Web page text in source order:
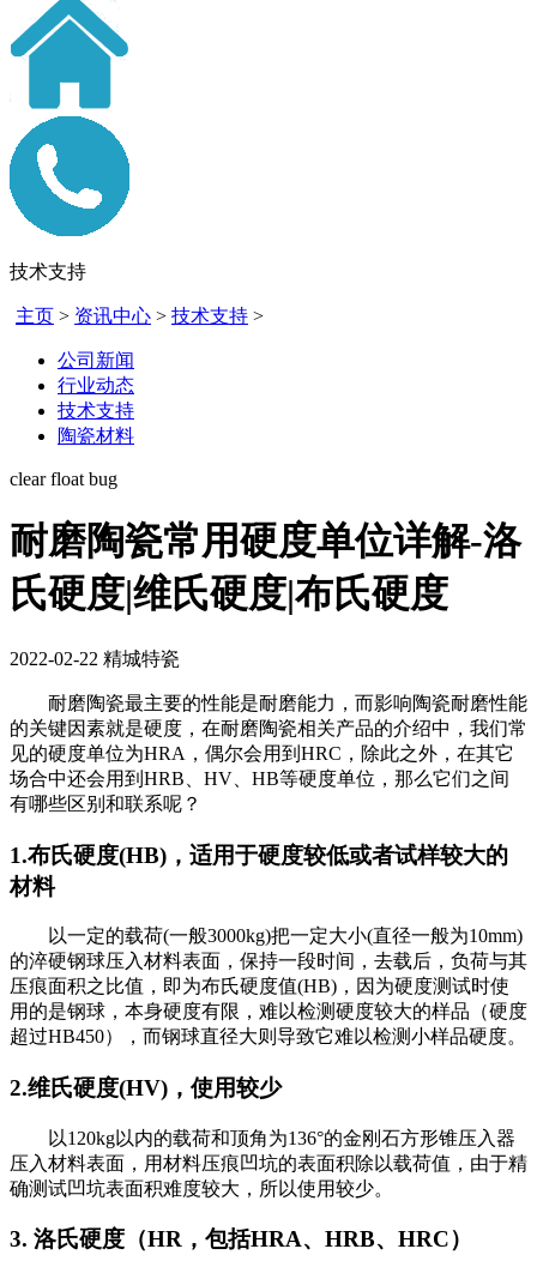
技术支持
主页 > 资讯中心 > 技术支持 >
公司新闻
行业动态
技术支持
陶瓷材料
clear float bug
耐磨陶瓷常用硬度单位详解-洛
氏硬度|维氏硬度|布氏硬度
2022-02-22 精城特瓷
耐磨陶瓷最主要的性能是耐磨能力，而影响陶瓷耐磨性能
的关键因素就是硬度，在耐磨陶瓷相关产品的介绍中，我们常
见的硬度单位为HRA，偶尔会用到HRC，除此之外，在其它
场合中还会用到HRB、HV、HB等硬度单位，那么它们之间
有哪些区别和联系呢？
1.布氏硬度(HB)，适用于硬度较低或者试样较大的
材料
以一定的载荷(一般3000kg)把一定大小(直径一般为10mm)
的淬硬钢球压入材料表面，保持一段时间，去载后，负荷与其
压痕面积之比值，即为布氏硬度值(HB)，因为硬度测试时使
用的是钢球，本身硬度有限，难以检测硬度较大的样品（硬度
超过HB450），而钢球直径大则导致它难以检测小样品硬度。
2.维氏硬度(HV)，使用较少
以120kg以内的载荷和顶角为136°的金刚石方形锥压入器
压入材料表面，用材料压痕凹坑的表面积除以载荷值，由于精
确测试凹坑表面积难度较大，所以使用较少。
3. 洛氏硬度（HR，包括HRA、HRB、HRC）